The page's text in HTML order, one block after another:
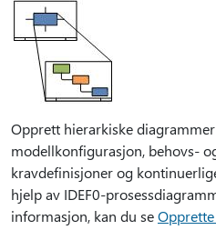
Opprett hierarkiske
modellkonfigurasjon, behovs-
kravdefinisjoner og
hjelp av IDEF0-
informasjon, kan du se